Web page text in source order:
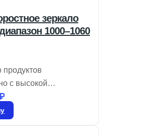
зеркало
1000–1060
с высокой
способностью для
лазерными